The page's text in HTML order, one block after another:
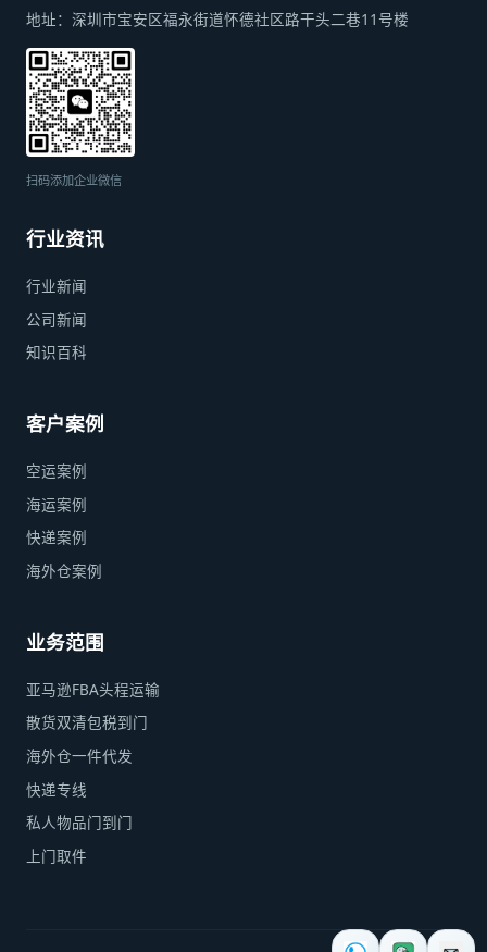
地址： 深圳市宝安区福永街道怀德社区路干头二巷11号楼
扫码添加企业微信
行业资讯
行业新闻
公司新闻
知识百科
客户案例
空运案例
海运案例
快递案例
海外仓案例
业务范围
亚马逊FBA头程运输
散货双清包税到门
海外仓一件代发
快递专线
私人物品门到门
上门取件